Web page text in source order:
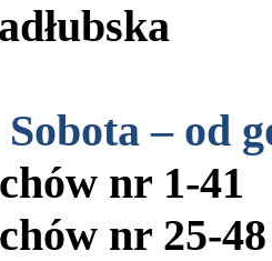
– od
nr 1-41
nr 25-48